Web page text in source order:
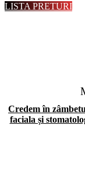
LISTA PRETURI
Credem în
faciala și